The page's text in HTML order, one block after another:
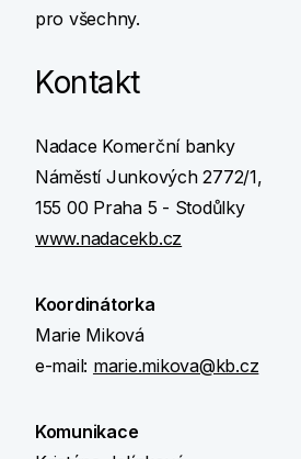
pro všechny.
Kontakt
Nadace Komerční banky
Náměstí Junkových 2772/1,
155 00 Praha 5 - Stodůlky
www.nadacekb.cz
Koordinátorka
Marie Miková
e-mail: marie.mikova@kb.cz
Komunikace